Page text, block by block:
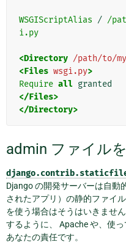
WSGIScriptAlias / /
i.py
<Directory /path/to/
<Files wsgi.py>
Require all
</Files>
</Directory>
admin ファイル
Django の開発サーバーは自動
されたアプリ）の静的ファイ
を使う場合はそうはいきませ
するように、 Apache や、使
あなたの責任です。